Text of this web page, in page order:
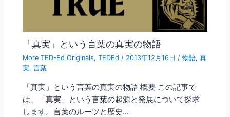
「真実」という言葉の真実の物語
More TED-Ed Originals,TEDEd / 2013年12月16日/物語,真
実,言葉
「真実」という言葉の真実の物語 概要 この記事で
は、「真実」という言葉の起源と発展について探求
します。言葉のルーツと歴史…